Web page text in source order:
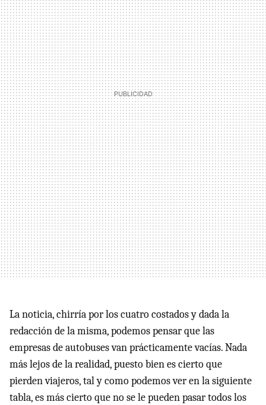
La noticia, chirría por los cuatro costados y dada la
redacción de la misma, podemos pensar que las
empresas de autobuses van prácticamente vacías. Nada
más lejos de la realidad, puesto bien es cierto que
pierden viajeros, tal y como podemos ver en la siguiente
tabla, es más cierto que no se le pueden pasar todos los